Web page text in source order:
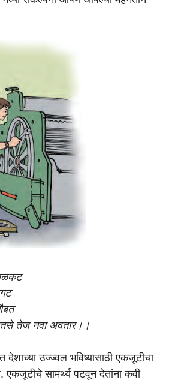
तेज नवा अवतार।।
देशाच्या उज्ज्वल भविष्यासाठी एकजूटीचा
एकजूटीचे सामर्थ्य पटवून देतांना कवी